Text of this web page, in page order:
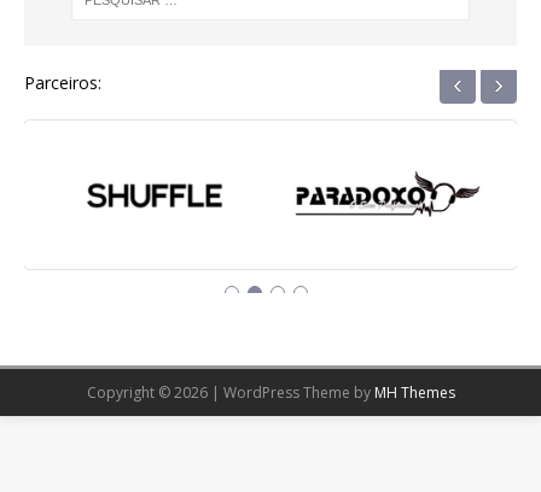
Parceiros: ‹ ›
Copyright © 2026 | WordPress Theme by MH Themes